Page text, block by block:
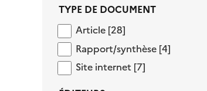
Type de document
TYPE DE DOCUMENT
ArticleArticle [28]
Rapport/synthèse
Rapport/synthèse [4]
Site internet
Site internet [7]